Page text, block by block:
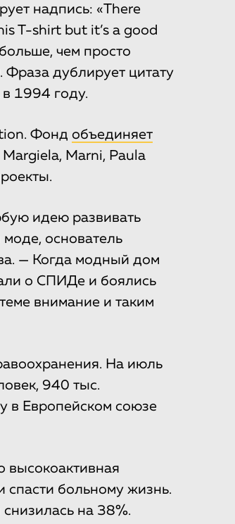
надпись: «There
T-shirt but it’s a good
чем просто
Фраза дублирует цитату
1994 году.
Фонд объединяет
Marni, Paula
идею развивать
моде, основатель
— Когда модный дом
о СПИДе и боялись
внимание и таким
На июль
940 тыс.
в Европейском союзе
спасти больному жизнь.
на 38%.